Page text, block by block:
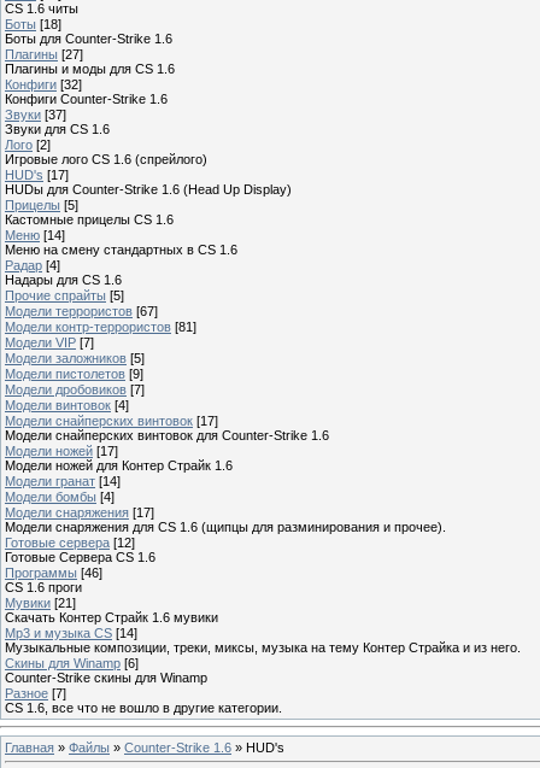
CS 1.6 читы
Боты [18]
Боты для Counter-Strike 1.6
Плагины [27]
Плагины и моды для CS 1.6
Конфиги [32]
Конфиги Сounter-Strike 1.6
Звуки [37]
Звуки для CS 1.6
Лого [2]
Игровые лого CS 1.6 (спрейлого)
HUD's [17]
HUDы для Counter-Strike 1.6 (Head Up Display)
Прицелы [5]
Кастомные прицелы CS 1.6
Меню [14]
Меню на смену стандартных в CS 1.6
Радар [4]
Hадары для CS 1.6
Прочие спрайты [5]
Модели террористов [67]
Модели контр-террористов [81]
Модели VIP [7]
Модели заложников [5]
Модели пистолетов [9]
Модели дробовиков [7]
Модели винтовок [4]
Модели снайперских винтовок [17]
Модели снайперских винтовок для Counter-Strike 1.6
Модели ножей [17]
Модели ножей для Контер Страйк 1.6
Модели гранат [14]
Модели бомбы [4]
Модели снаряжения [17]
Модели снаряжения для CS 1.6 (щипцы для разминирования и прочее).
Готовые сервера [12]
Готовые Сервера CS 1.6
Программы [46]
CS 1.6 проги
Мувики [21]
Скачать Контер Страйк 1.6 мувики
Mp3 и музыка CS [14]
Музыкальные композиции, треки, миксы, музыка на тему Контер Страйка и из него.
Скины для Winamp [6]
Counter-Strike cкины для Winamp
Разное [7]
CS 1.6, все что не вошло в другие категории.
Главная » Файлы » Counter-Strike 1.6 » HUD's